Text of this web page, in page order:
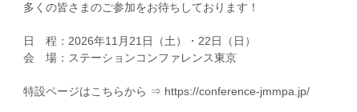
多くの皆さまのご参加をお待ちしております！
日 程：2026年11月21日（土）・22日（日）
会 場：ステーションコンファレンス東京
特設ページはこちらから ⇒ https://conference-jmmpa.jp/